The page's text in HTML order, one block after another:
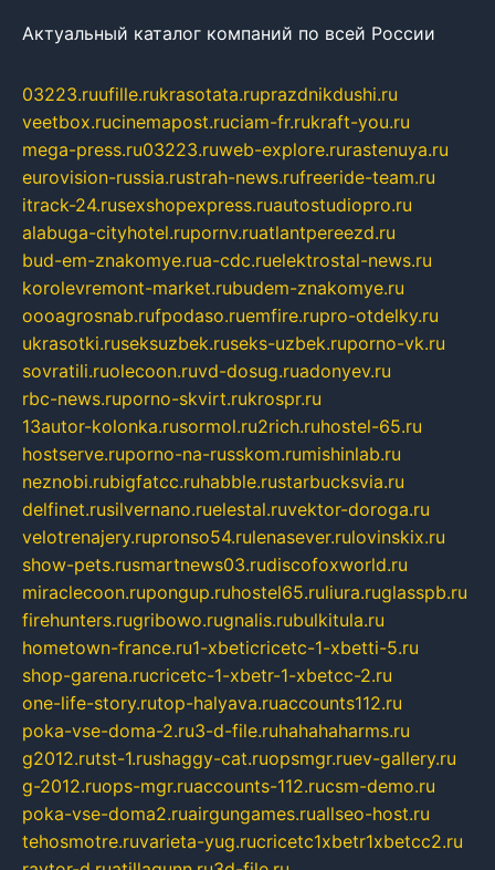
Актуальный каталог компаний по всей России
03223.ruufille.rukrasotata.ruprazdnikdushi.ru
veetbox.rucinemapost.ruciam-fr.rukraft-you.ru
mega-press.ru03223.ruweb-explore.rurastenuya.ru
eurovision-russia.rustrah-news.rufreeride-team.ru
itrack-24.rusexshopexpress.ruautostudiopro.ru
alabuga-cityhotel.rupornv.ruatlantpereezd.ru
bud-em-znakomye.rua-cdc.ruelektrostal-news.ru
korolevremont-market.rubudem-znakomye.ru
oooagrosnab.rufpodaso.ruemfire.rupro-otdelky.ru
ukrasotki.ruseksuzbek.ruseks-uzbek.ruporno-vk.ru
sovratili.ruolecoon.ruvd-dosug.ruadonyev.ru
rbc-news.ruporno-skvirt.rukrospr.ru
13autor-kolonka.rusormol.ru2rich.ruhostel-65.ru
hostserve.ruporno-na-russkom.rumishinlab.ru
neznobi.rubigfatcc.ruhabble.rustarbucksvia.ru
delfinet.rusilvernano.ruelestal.ruvektor-doroga.ru
velotrenajery.rupronso54.rulenasever.rulovinskix.ru
show-pets.rusmartnews03.rudiscofoxworld.ru
miraclecoon.rupongup.ruhostel65.ruliura.ruglasspb.ru
firehunters.rugribowo.rugnalis.rubulkitula.ru
hometown-france.ru1-xbeticricetc-1-xbetti-5.ru
shop-garena.rucricetc-1-xbetr-1-xbetcc-2.ru
one-life-story.rutop-halyava.ruaccounts112.ru
poka-vse-doma-2.ru3-d-file.ruhahahaharms.ru
g2012.rutst-1.rushaggy-cat.ruopsmgr.ruev-gallery.ru
g-2012.ruops-mgr.ruaccounts-112.rucsm-demo.ru
poka-vse-doma2.ruairgungames.ruallseo-host.ru
tehosmotre.ruvarieta-yug.rucricetc1xbetr1xbetcc2.ru